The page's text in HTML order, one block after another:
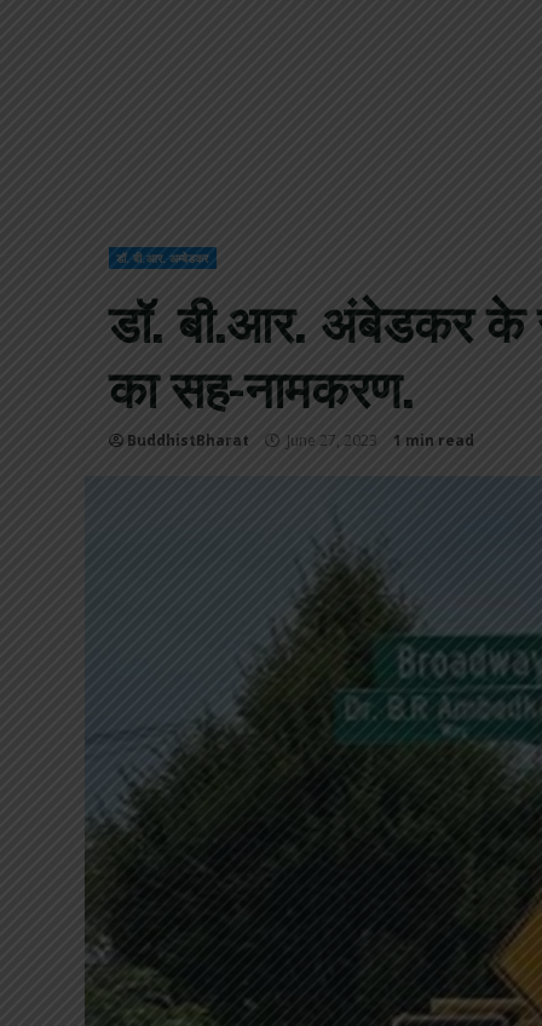
डॉ. बी.आर. अम्बेडकर
डॉ. बी.आर. अंबेडकर के
का सह-नामकरण.
BuddhistBharat June 27, 2023 1 min read